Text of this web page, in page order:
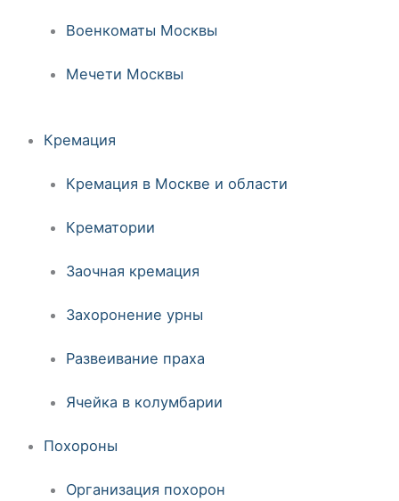
Военкоматы Москвы
Мечети Москвы
Кремация
Кремация в Москве и области
Крематории
Заочная кремация
Захоронение урны
Развеивание праха
Ячейка в колумбарии
Похороны
Организация похорон